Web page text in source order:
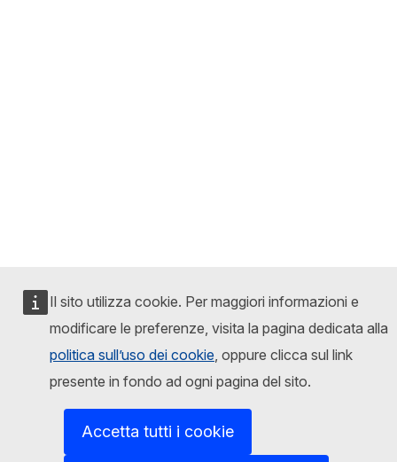
Il sito utilizza cookie. Per maggiori informazioni e
modificare le preferenze, visita la pagina dedicata alla
politica sull’uso dei cookie, oppure clicca sul link
presente in fondo ad ogni pagina del sito.
Accetta tutti i cookie